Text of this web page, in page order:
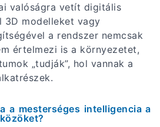
valóságra vetít digitális
3D modelleket vagy
a rendszer nemcsak
értelmezi is a környezetet,
„tudják”, hol vannak a
a mesterséges intelligencia a